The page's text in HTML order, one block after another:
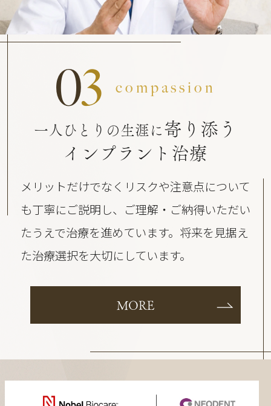
03 compassion
一人ひとりの生涯に 寄り添う
インプラント治療
メリットだけでなくリスクや注意点について
も丁寧にご説明し、ご理解・ご納得いただい
たうえで治療を進めています。将来を見据え
た治療選択を大切にしています。
MORE